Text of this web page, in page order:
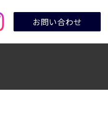
お問い合わせ